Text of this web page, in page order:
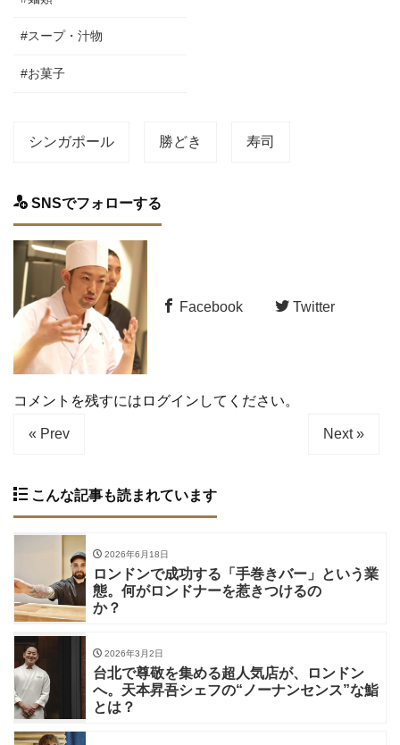
#スープ・汁物
#お菓子
シンガポール 勝どき 寿司
SNSでフォローする
Facebook Twitter
コメントを残すにはログインしてください。
« Prev Next »
こんな記事も読まれています
2026年6月18日
ロンドンで成功する「手巻きバー」という業
態。何がロンドナーを惹きつけるの
か？
2026年3月2日
台北で尊敬を集める超人気店が、ロンドン
へ。天本昇吾シェフの“ノーナンセンス”な鮨
とは？